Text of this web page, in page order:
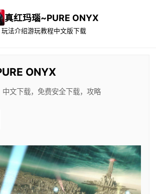
真红玛瑙~PURE ONYX
玩法介绍游玩教程中文版下载
ONYX
中文下载，免费安全下载，攻略